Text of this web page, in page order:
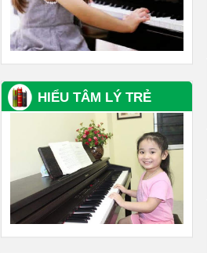
HIỂU TÂM LÝ TRẺ